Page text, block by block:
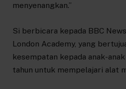
menyenangkan.”
Si berbicara kepada BBC
London Academy, yang
kesempatan kepada anak-
tahun untuk mempelajari alat